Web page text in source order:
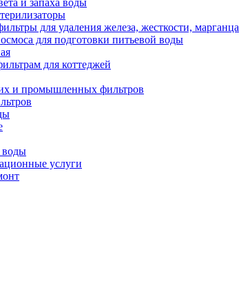
и запаха воды
для удаления железа, жесткости, марганца
для подготовки питьевой воды
для коттеджей
и промышленных фильтров
воды
услуги